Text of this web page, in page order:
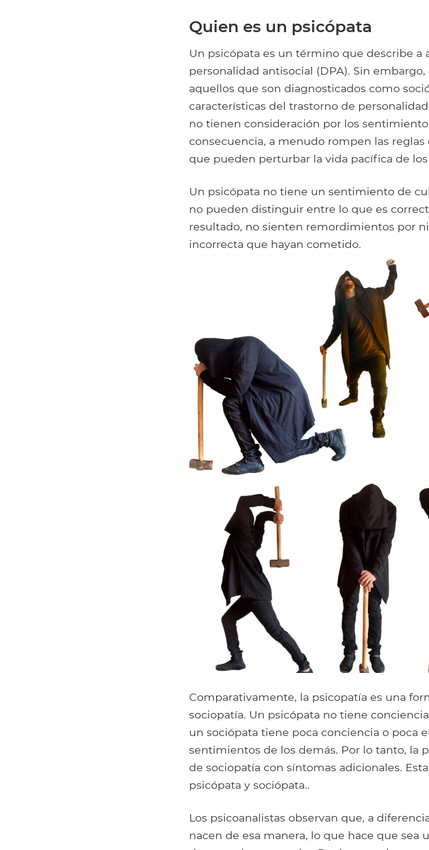
Quien es un psicópata
Un psicópata es un término que describe
personalidad antisocial (DPA). Sin
aquellos que son diagnosticados como
características del trastorno de
no tienen consideración por los
consecuencia, a menudo rompen las
que pueden perturbar la vida pacífica de los
Un psicópata no tiene un sentimiento de
no pueden distinguir entre lo que es
resultado, no sienten remordimientos por
incorrecta que hayan cometido.
Comparativamente, la psicopatía es una
sociopatía. Un psicópata no tiene
un sociópata tiene poca conciencia o poca
sentimientos de los demás. Por lo tanto, la
de sociopatía con síntomas adicionales.
psicópata y sociópata..
Los psicoanalistas observan que, a
nacen de esa manera, lo que hace que sea